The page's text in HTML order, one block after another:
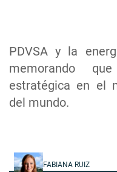
PDVSA y la
memorando
estratégica en el
del mundo.
FABIANA RUIZ